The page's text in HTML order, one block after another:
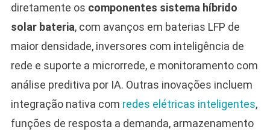
diretamente os componentes sistema híbrido
solar bateria, com avanços em baterias LFP de
maior densidade, inversores com inteligência de
rede e suporte a microrrede, e monitoramento com
análise preditiva por IA. Outras inovações incluem
integração nativa com redes elétricas inteligentes,
funções de resposta a demanda, armazenamento